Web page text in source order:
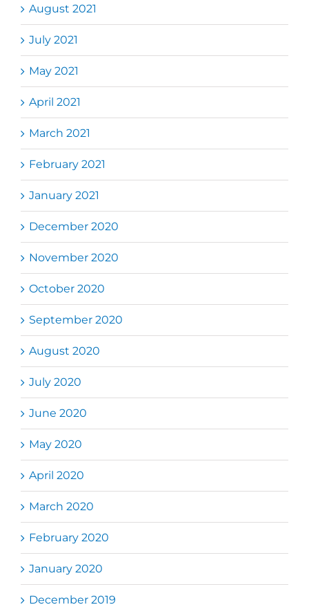
August 2021
July 2021
May 2021
April 2021
March 2021
February 2021
January 2021
December 2020
November 2020
October 2020
September 2020
August 2020
July 2020
June 2020
May 2020
April 2020
March 2020
February 2020
January 2020
December 2019